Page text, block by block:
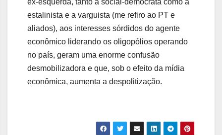
ex-esquerda, tanto a social-democrata como a
estalinista e a varguista (me refiro ao PT e
aliados), aos interesses sórdidos do agente
econômico liderando os oligopólios operando
no país, geram uma enorme confusão
desmobilizadora e que, sob o efeito da mídia
econômica, aumenta a despolitização.